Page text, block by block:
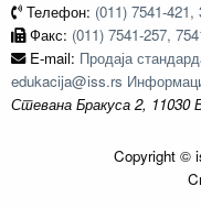
Телефон: (011) 7541-
Факс: (011) 7541-257,
E-mail: Продаја
edukacija@iss.rs
Стевана Бракуса 2, 11030
Copyright ©